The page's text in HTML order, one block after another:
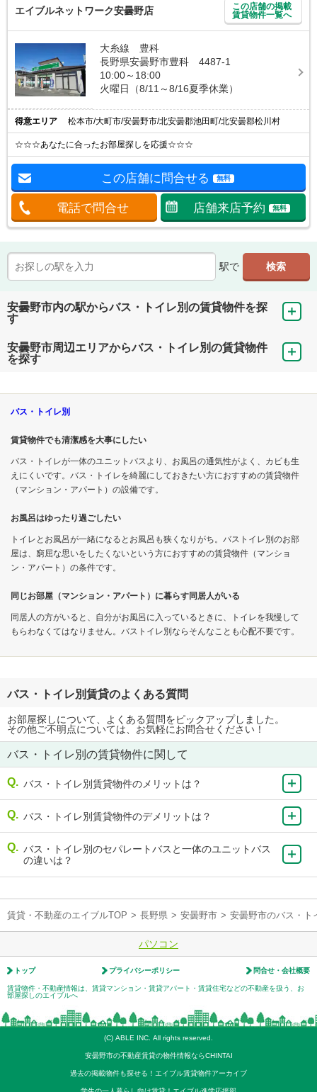
エイブルネットワーク安曇野店
この店舗の掲載
賃貸物件一覧へ
大糸線 豊科
長野県安曇野市豊科 4487-1
10:00～18:00
火曜日（8/11～8/16夏季休業）
得意エリア 松本市/大町市/安曇野市/北安曇郡池田町/北安曇郡松川村
☆☆☆あなたに合ったお部屋探しを応援☆☆☆
この店舗に問合せる 無料
電話で問合せ 店舗来店予約 無料
駅で
安曇野市内の駅からバス・トイレ別の賃貸物件を探
す
安曇野市周辺エリアからバス・トイレ別の賃貸物件
を探す
バス・トイレ別
賃貸物件でも清潔感を大事にしたい
バス・トイレが一体のユニットバスより、お風呂の通気性がよく、カビも生
えにくいです。バス・トイレを綺麗にしておきたい方におすすめの賃貸物件
（マンション・アパート）の設備です。
お風呂はゆったり過ごしたい
トイレとお風呂が一緒になるとお風呂も狭くなりがち。バストイレ別のお部
屋は、窮屈な思いをしたくないという方におすすめの賃貸物件（マンショ
ン・アパート）の条件です。
同じお部屋（マンション・アパート）に暮らす同居人がいる
同居人の方がいると、自分がお風呂に入っているときに、トイレを我慢して
もらわなくてはなりません。バストイレ別ならそんなことも心配不要です。
バス・トイレ別賃貸のよくある質問
お部屋探しについて、よくある質問をピックアップしました。
その他ご不明点については、お気軽にお問合せください！
バス・トイレ別の賃貸物件に関して
バス・トイレ別賃貸物件のメリットは？
バス・トイレ別賃貸物件のデメリットは？
バス・トイレ別のセパレートバスと一体のユニットバス
の違いは？
賃貸・不動産のエイブルTOP > 長野県 > 安曇野市 > 安曇野市のバス・ト
パソコン
トップ プライバシーポリシー 問合せ・会社概要
賃貸物件・不動産情報は、賃貸マンション・賃貸アパート・賃貸住宅などの不動産を扱う、お
部屋探しのエイブルへ
(C) ABLE INC. All rights reserved.
安曇野市の不動産賃貸の物件情報ならCHINTAI
過去の掲載物件も探せる！エイブル賃貸物件アーカイブ